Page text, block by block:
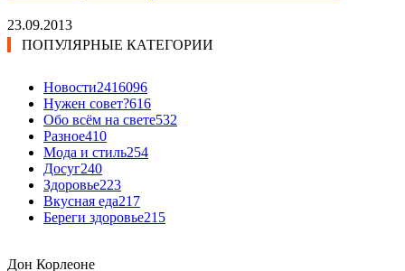
23.09.2013
ПОПУЛЯРНЫЕ КАТЕГОРИИ
Новости2416096
Нужен совет?616
Обо всём на свете532
Разное410
Мода и стиль254
Досуг240
Здоровье223
Вкусная еда217
Береги здоровье215
Дон Корлеоне